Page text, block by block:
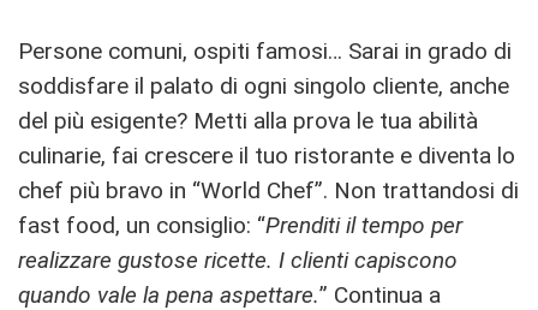
Persone comuni, ospiti famosi… Sarai in grado di
soddisfare il palato di ogni singolo cliente, anche
del più esigente? Metti alla prova le tua abilità
culinarie, fai crescere il tuo ristorante e diventa lo
chef più bravo in “World Chef”. Non trattandosi di
fast food, un consiglio: “Prenditi il tempo per
realizzare gustose ricette. I clienti capiscono
quando vale la pena aspettare.” Continua a